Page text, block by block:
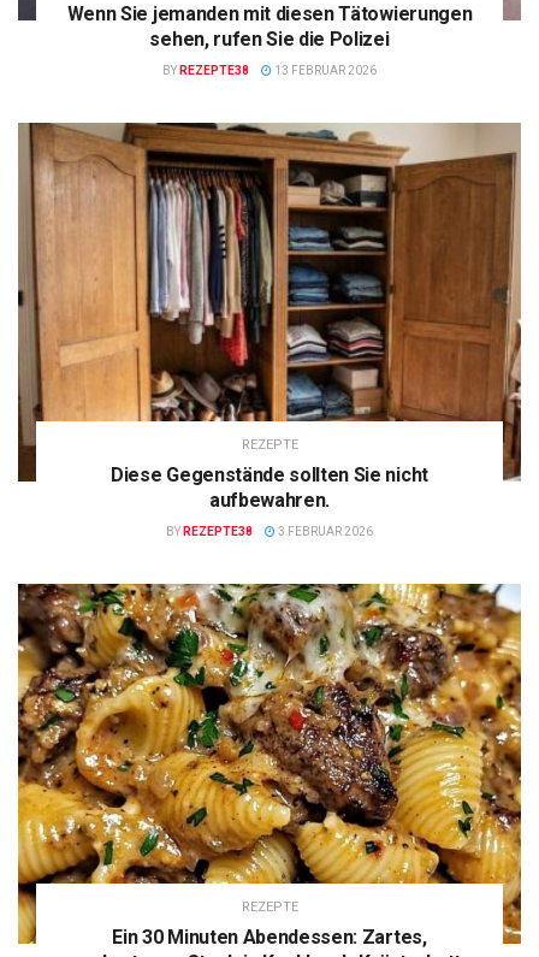
Wenn Sie jemanden mit diesen Tätowierungen
sehen, rufen Sie die Polizei
BY REZEPTE38 13 FEBRUAR 2026
REZEPTE
Diese Gegenstände sollten Sie nicht
aufbewahren.
BY REZEPTE38 3 FEBRUAR 2026
REZEPTE
Ein 30 Minuten Abendessen: Zartes,